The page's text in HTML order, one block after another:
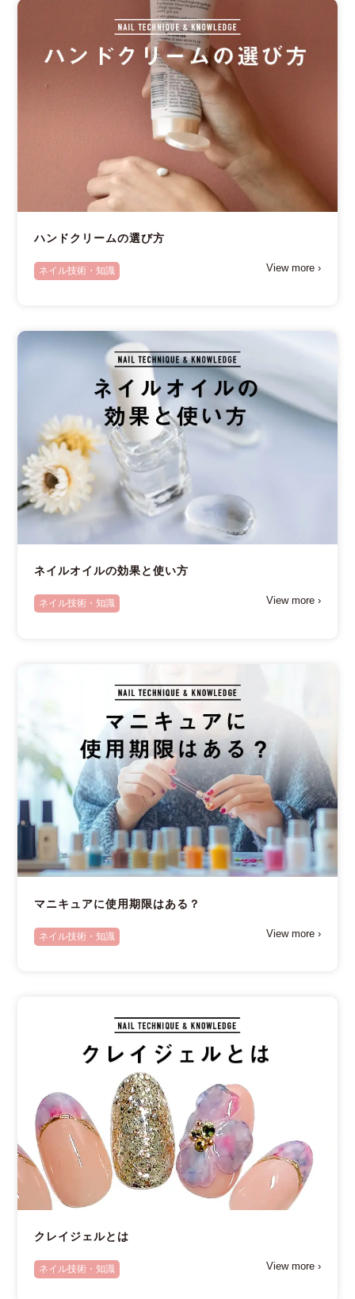
ハンドクリームの選び方
ネイル技術・知識 View more ›
ネイルオイルの効果と使い方
ネイル技術・知識 View more ›
マニキュアに使用期限はある？
ネイル技術・知識 View more ›
クレイジェルとは
ネイル技術・知識 View more ›